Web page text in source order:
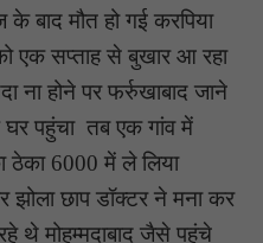
बाद मौत हो गई करपिया
एक सप्ताह से बुखार आ रहा
ना होने पर फर्रुखाबाद जाने
घर पहुंचा तब एक गांव में
ठेका 6000 में ले लिया
छाप डॉक्टर ने मना कर
थे मोहम्मदाबाद जैसे पहुंचे